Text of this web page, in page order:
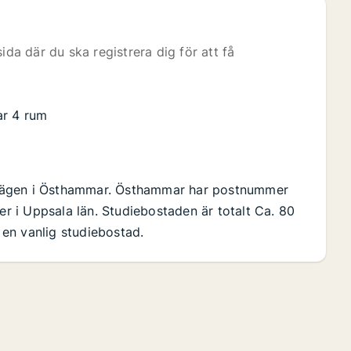
där du ska registrera dig för att få
4 rum
i Östhammar. Östhammar har postnummer
i Uppsala län. Studiebostaden är totalt Ca. 80
vanlig studiebostad.